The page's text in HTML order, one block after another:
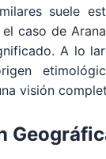
suele
caso de
A lo
visión